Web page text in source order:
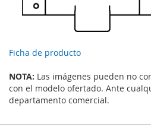
Ficha de producto
NOTA: Las imágenes pueden no
con el modelo ofertado. Ante
departamento comercial.